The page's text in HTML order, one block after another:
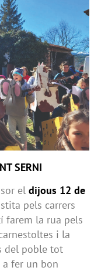
SERNI
el dijous 12 de
pels carrers
farem la rua pels
i la
del poble tot
fer un bon